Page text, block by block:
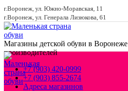
г.Воронеж, ул. Южно-Моравская, 11
г.Воронеж, ул. Генерала Лизюкова, 61
Магазины детской обуви в Воронеже
производителей
+7 (903) 420-0999
+7 (903) 855-2674
Адреса магазинов